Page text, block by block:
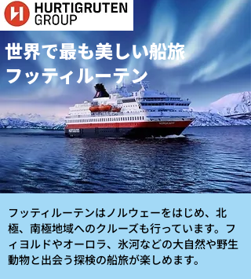
世界で最も美しい船旅 ​
フッティルーテン
フッティルーテンはノルウェーをはじめ、北
極、南極地域へのクルーズも行っています。フ
ィヨルドやオーロラ、氷河などの大自然や野生
動物と出会う探検の船旅が楽しめます。